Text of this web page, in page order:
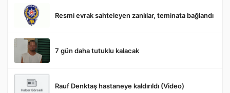
Gönder
Resmi evrak sahteleyen zanlılar, teminata bağlandı
7 gün daha tutuklu kalacak
Rauf Denktaş hastaneye kaldırıldı (Video)